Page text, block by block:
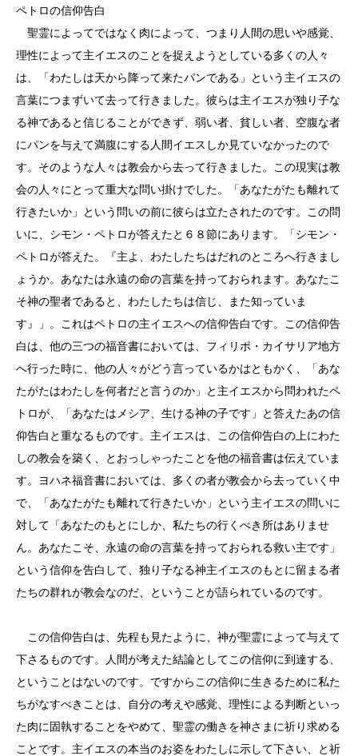
ペトロの信仰告白
聖霊によってではなく肉によって、つまり人間の思いや感覚、
理性によって主イエスのことを捉えようとしている多くの人々
は、「わたしは天から降って来たパンである」という主イエスの
言葉につまずいて去って行きました。彼らは主イエスが独り子な
る神であると信じることができず、弱い者、貧しい者、空腹な者
にパンを与えて満腹にする人間イエスしか見ていなかったので
す。そのような人々は教会から去って行きました。この現実は教
会の人々にとって重大な問い掛けでした。「あなたがたも離れて
行きたいか」という問いの前に彼らは立たされたのです。この問
いに、シモン・ペトロが答えたと６８節にあります。「シモン・
ペトロが答えた。『主よ、わたしたちはだれのところへ行きまし
ょうか。あなたは永遠の命の言葉を持っておられます。あなたこ
そ神の聖者であると、わたしたちは信じ、また知っていま
す』」。これはペトロの主イエスへの信仰告白です。この信仰告
白は、他の三つの福音書においては、フィリポ・カイサリア地方
へ行った時に、他の人々がどう言っているかはともかく、「あな
たがたはわたしを何者だと言うのか」と主イエスから問われたペ
トロが、「あなたはメシア、生ける神の子です」と答えたあの信
仰告白と重なるものです。主イエスは、この信仰告白の上にわた
しの教会を築く、とおっしゃったことを他の福音書は伝えていま
す。ヨハネ福音書においては、多くの者が教会から去っていく中
で、「あなたがたも離れて行きたいか」という主イエスの問いに
対して「あなたのもとにしか、私たちの行くべき所はありませ
ん。あなたこそ、永遠の命の言葉を持っておられる救い主です」
という信仰を告白して、独り子なる神主イエスのもとに留まる者
たちの群れが教会なのだ、ということが語られているのです。
この信仰告白は、先程も見たように、神が聖霊によって与えて
下さるものです。人間が考えた結論としてこの信仰に到達する、
ということはないのです。ですからこの信仰に生きるために私た
ちがなすべきことは、自分の考えや感覚、理性による判断といっ
た肉に固執することをやめて、聖霊の働きを神さまに祈り求める
ことです。主イエスの本当のお姿をわたしに示して下さい、と祈